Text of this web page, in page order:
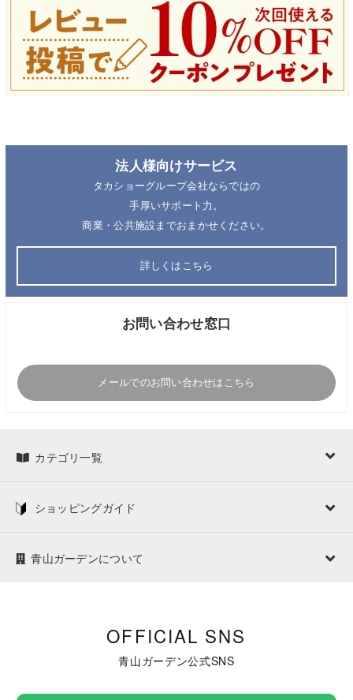
法人様向けサービス
タカショーグループ会社ならではの
手厚いサポート力。
商業・公共施設までおまかせください。
詳しくはこちら
お問い合わせ窓口
メールでのお問い合わせはこちら
カテゴリ一覧
ショッピングガイド
青山ガーデンについて
OFFICIAL SNS
青山ガーデン公式SNS